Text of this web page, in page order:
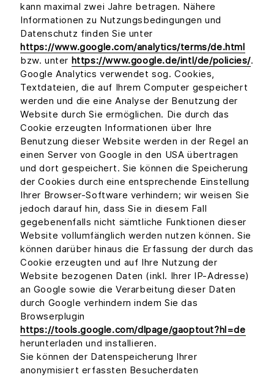
kann maximal zwei Jahre betragen. Nähere
Informationen zu Nutzungsbedingungen und
Datenschutz finden Sie unter
https://www.google.com/analytics/terms/de.html
bzw. unter https://www.google.de/intl/de/policies/.
Google Analytics verwendet sog. Cookies,
Textdateien, die auf Ihrem Computer gespeichert
werden und die eine Analyse der Benutzung der
Website durch Sie ermöglichen. Die durch das
Cookie erzeugten Informationen über Ihre
Benutzung dieser Website werden in der Regel an
einen Server von Google in den USA übertragen
und dort gespeichert. Sie können die Speicherung
der Cookies durch eine entsprechende Einstellung
Ihrer Browser-Software verhindern; wir weisen Sie
jedoch darauf hin, dass Sie in diesem Fall
gegebenenfalls nicht sämtliche Funktionen dieser
Website vollumfänglich werden nutzen können. Sie
können darüber hinaus die Erfassung der durch das
Cookie erzeugten und auf Ihre Nutzung der
Website bezogenen Daten (inkl. Ihrer IP-Adresse)
an Google sowie die Verarbeitung dieser Daten
durch Google verhindern indem Sie das
Browserplugin
https://tools.google.com/dlpage/gaoptout?hl=de
herunterladen und installieren.
Sie können der Datenspeicherung Ihrer
anonymisiert erfassten Besucherdaten